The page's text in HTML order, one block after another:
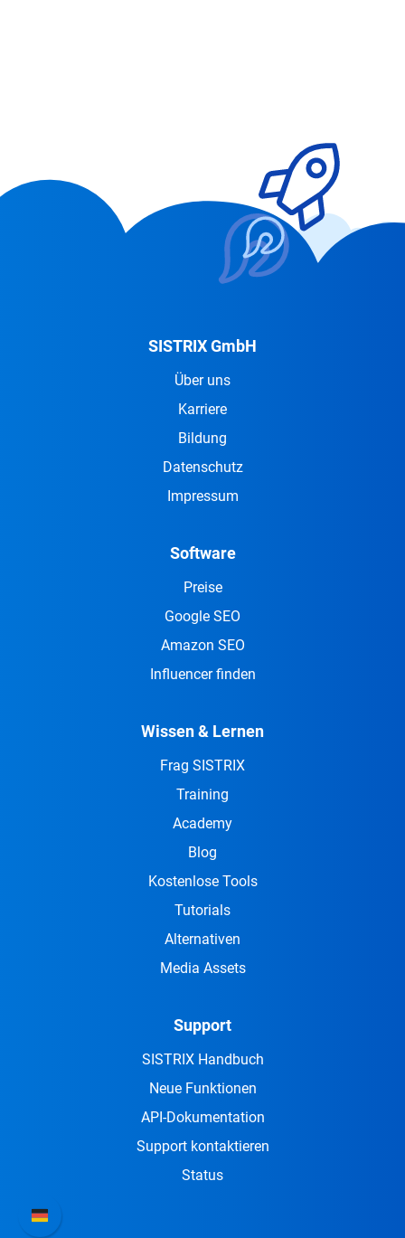
SISTRIX GmbH
Über uns
Karriere
Bildung
Datenschutz
Impressum
Software
Preise
Google SEO
Amazon SEO
Influencer finden
Wissen & Lernen
Frag SISTRIX
Training
Academy
Blog
Kostenlose Tools
Tutorials
Alternativen
Media Assets
Support
SISTRIX Handbuch
Neue Funktionen
API-Dokumentation
Support kontaktieren
Status